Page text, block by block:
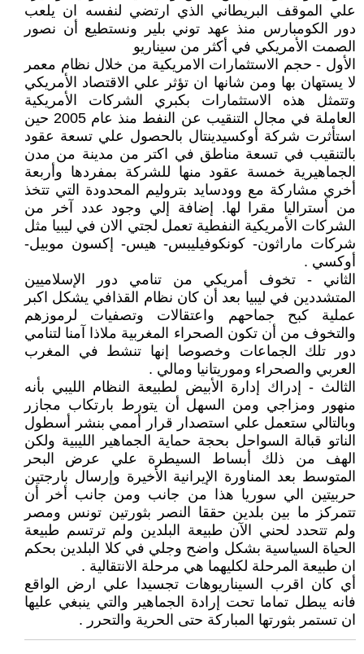
علي الموقف البريطاني الذي ارتضي لنفسه ان يلعب
دور الكومبارس منذ عهد توني بلير ونستطيع أن نصور
الصمت الأمريكي في أكثر من سيناريو
الأول - حجم الاستثمارات الامريكية من خلال نظام معمر
لا يستهان بها ومن شانها ان تؤثر علي الاقتصاد الأمريكي
وتتمثل هذه الاستثمارات بكبري الشركات الأمريكية
العاملة في مجال التنقيب عن النفط منذ عام 2005 حين
استأثرت شركة أوكسيدينتال بالحصول علي تسعة عقود
بالتنقيب في تسعة مناطق في اكتر من مدينة من مدن
الجماهيرية خمسة عقود منها للشركة بمفردها وأربعة
أخري مشاركة مع وودسايد بتروليم المحدودة التي تتخذ
من أستراليا مقرا لها. إضافة إلي وجود عدد آخر من
الشركات الأمريكية النفطية تعمل لجتي الان في ليبيا مثل
شركات ماراثون- كونكوفيليبس- هيس- إكسون موبيل-
أوكسي .
الثاني - تخوف أمريكي من تنامي دور الإسلاميين
المتشددين في ليبيا بعد أن كان نظام القذافي يشكل اكبر
عملية كبح جماحهم واعتقالات وتصفيات لرموزهم
والتخوف من أن تكون الصحراء المغربية ملاذا آمنا لتنامي
دور تلك الجماعات وخصوصا إنها تنشط في المغرب
العربي والصحراء وموريتانيا ومالي .
الثالث - إدراك إدارة الأبيض لطبيعة النظام الليبي بأنه
منهور ومزاجي ومن السهل أن يتورط بارتكاب مجازر
وبالتالي ستعمل علي استصدار قرار أممي بنشر أسطول
الناتو قبالة السواحل بحجة حماية الجماهير الليبية ولكن
الهف من ذلك أبساط السيطرة علي عرض البحر
المتوسط بعد المناورة الإيرانية الأخيرة وإرسال بارجتين
حربيتين الي سوريا هذا من جانب ومن جانب أخر أن
تتمركز ما بين بلدين حققا النصر بثورتين تونس ومصر
ولم تتحدد لحني الآن طبيعة البلدين ولم ترتسم طبيعة
الحياة السياسية بشكل واضح وجلي في كلا البلدين بحكم
ان طبيعة المرحلة لكليهما هي مرحلة الانتقالية .
أي كان اقرب السيناريوهات تجسيدا علي ارض الواقع
فانه يبطل تماما تحت إرادة الجماهير والتي ينبغي عليها
ان تستمر بثورتها المباركة حتى الحرية والتحرر .